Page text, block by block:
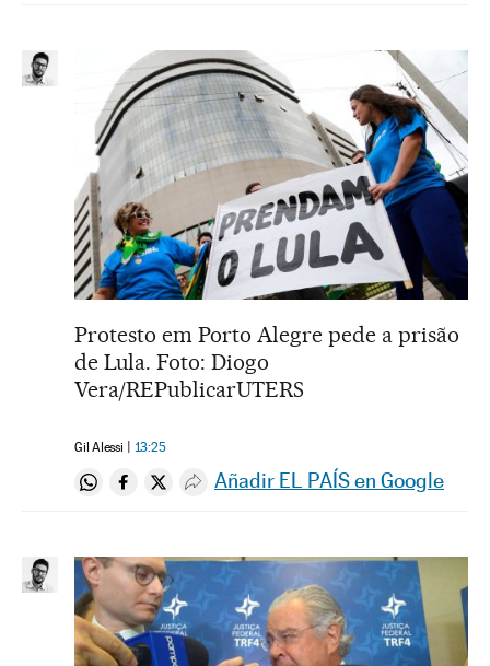
Protesto em Porto Alegre pede a prisão
de Lula. Foto: Diogo
Vera/REPublicarUTERS
Gil Alessi 13:25
Compartir en Whatsapp
Compartir en Facebook
Compartir en Twitter
Desplegar Redes Sociales
Añadir EL PAÍS en Google